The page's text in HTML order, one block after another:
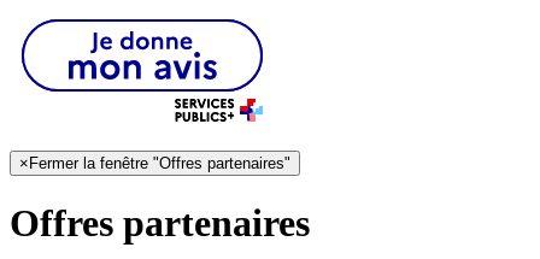
× Fermer la fenêtre "Offres partenaires"
Offres partenaires